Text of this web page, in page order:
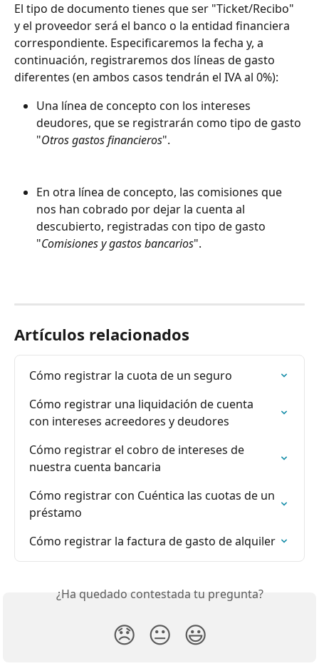
El tipo de documento tienes que ser "Ticket/Recibo"
y el proveedor será el banco o la entidad financiera
correspondiente. Especificaremos la fecha y, a
continuación, registraremos dos líneas de gasto
diferentes (en ambos casos tendrán el IVA al 0%):
Una línea de concepto con los intereses
deudores, que se registrarán como tipo de gasto
"Otros gastos financieros".
En otra línea de concepto, las comisiones que
nos han cobrado por dejar la cuenta al
descubierto, registradas con tipo de gasto
"Comisiones y gastos bancarios".
Artículos relacionados
Cómo registrar la cuota de un seguro
Cómo registrar una liquidación de cuenta
con intereses acreedores y deudores
Cómo registrar el cobro de intereses de
nuestra cuenta bancaria
Cómo registrar con Cuéntica las cuotas de un
préstamo
Cómo registrar la factura de gasto de alquiler
¿Ha quedado contestada tu pregunta?
😞 😐 😃